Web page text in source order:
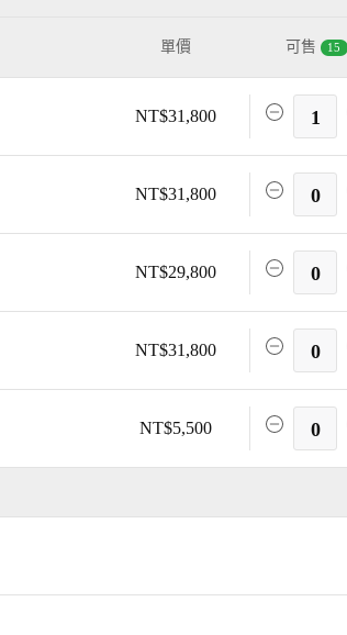
單價 可售 15
NT$31,800 1
NT$31,800 0
NT$29,800 0
NT$31,800 0
NT$5,500 0